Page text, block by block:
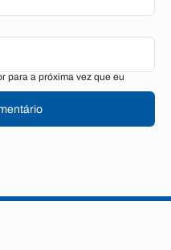
para a próxima vez que eu